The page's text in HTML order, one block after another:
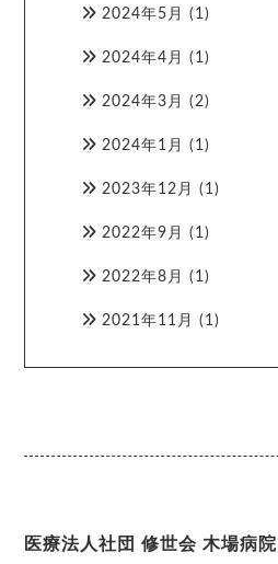
2024年5月 (1)
2024年4月 (1)
2024年3月 (2)
2024年1月 (1)
2023年12月 (1)
2022年9月 (1)
2022年8月 (1)
2021年11月 (1)
医療法人社団 修世会 木場病院